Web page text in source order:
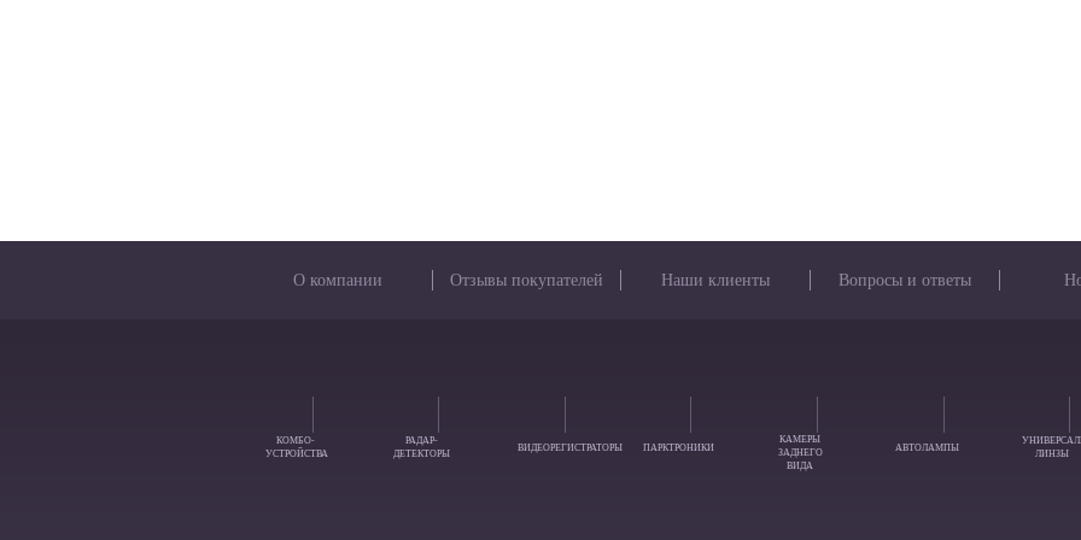
О компании Отзывы покупателей Наши клиенты Вопросы и ответы
КОМБО-
УСТРОЙСТВА
РАДАР-
ДЕТЕКТОРЫ
ВИДЕОРЕГИСТРАТОРЫ ПАРКТРОНИКИ
КАМЕРЫ
ЗАДНЕГО
ВИДА
АВТОЛАМПЫ
ЛИНЗЫ